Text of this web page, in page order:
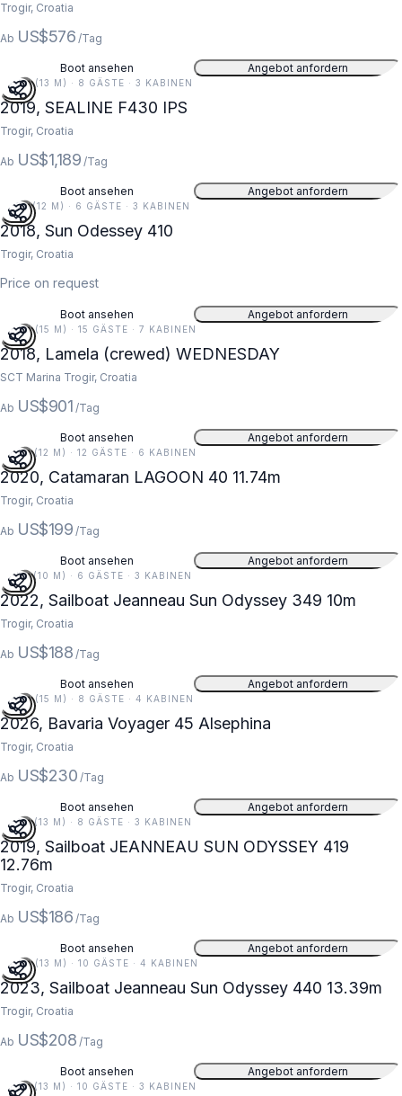
Trogir, Croatia
Ab US$576 /Tag
Boot ansehen Angebot anfordern
44 FT (13 M) · 8 GÄSTE · 3 KABINEN
2019, SEALINE F430 IPS
Trogir, Croatia
Ab US$1,189 /Tag
Boot ansehen Angebot anfordern
41 FT (12 M) · 6 GÄSTE · 3 KABINEN
2018, Sun Odessey 410
Trogir, Croatia
Price on request
Boot ansehen Angebot anfordern
49 FT (15 M) · 15 GÄSTE · 7 KABINEN
2018, Lamela (crewed) WEDNESDAY
SCT Marina Trogir, Croatia
Ab US$901 /Tag
Boot ansehen Angebot anfordern
39 FT (12 M) · 12 GÄSTE · 6 KABINEN
2020, Catamaran LAGOON 40 11.74m
Trogir, Croatia
Ab US$199 /Tag
Boot ansehen Angebot anfordern
33 FT (10 M) · 6 GÄSTE · 3 KABINEN
2022, Sailboat Jeanneau Sun Odyssey 349 10m
Trogir, Croatia
Ab US$188 /Tag
Boot ansehen Angebot anfordern
48 FT (15 M) · 8 GÄSTE · 4 KABINEN
2026, Bavaria Voyager 45 Alsephina
Trogir, Croatia
Ab US$230 /Tag
Boot ansehen Angebot anfordern
42 FT (13 M) · 8 GÄSTE · 3 KABINEN
2019, Sailboat JEANNEAU SUN ODYSSEY 419
12.76m
Trogir, Croatia
Ab US$186 /Tag
Boot ansehen Angebot anfordern
44 FT (13 M) · 10 GÄSTE · 4 KABINEN
2023, Sailboat Jeanneau Sun Odyssey 440 13.39m
Trogir, Croatia
Ab US$208 /Tag
Boot ansehen Angebot anfordern
43 FT (13 M) · 10 GÄSTE · 3 KABINEN